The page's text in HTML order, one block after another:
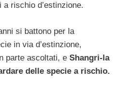
a rischio d’estinzione.
si battono per la
in via d’estinzione,
parte ascoltati, e Shangri-la
delle specie a rischio.